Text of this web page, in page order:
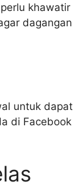
khawatir
dagangan
untuk dapat
di Facebook